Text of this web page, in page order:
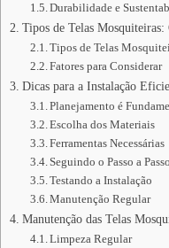
Durabilidade e
Tipos de Telas
Tipos de Telas
Fatores para Considerar
Dicas para a Instalação
Planejamento é
Escolha dos Materiais
Ferramentas Necessárias
Seguindo o Passo a Passo
Testando a Instalação
Manutenção Regular
Manutenção das Telas
Limpeza Regular